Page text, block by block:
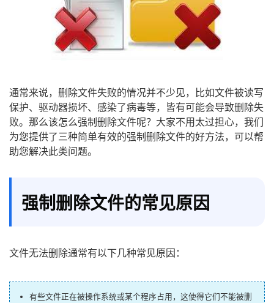
通常来说，删除文件失败的情况并不少见，比如文件被读写
保护、驱动器损坏、感染了病毒等，皆有可能会导致删除失
败。那么该怎么强制删除文件呢？大家不用太过担心，我们
为您提供了三种简单有效的强制删除文件的好方法，可以帮
助您解决此类问题。
强制删除文件的常见原因
文件无法删除通常有以下几种常见原因：
有些文件正在被操作系统或某个程序占用，这使得它们不能被删